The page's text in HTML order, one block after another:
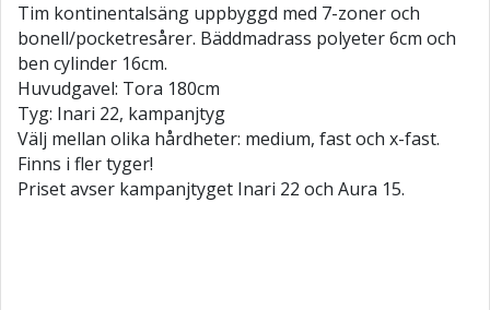
Tim kontinentalsäng uppbyggd med 7-zoner och
bonell/pocketresårer. Bäddmadrass polyeter 6cm och
ben cylinder 16cm.
Huvudgavel: Tora 180cm
Tyg: Inari 22, kampanjtyg
Välj mellan olika hårdheter: medium, fast och x-fast.
Finns i fler tyger!
Priset avser kampanjtyget Inari 22 och Aura 15.